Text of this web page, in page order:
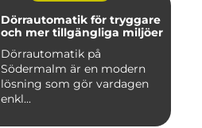
Dörrautomatik för tryggare
och mer tillgängliga miljöer
Dörrautomatik på
Södermalm är en modern
lösning som gör vardagen
enkl...